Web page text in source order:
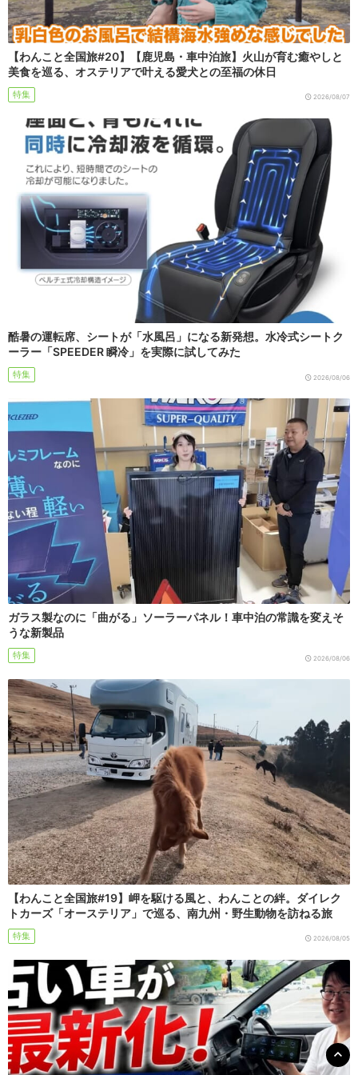
【わんこと全国旅#20】【鹿児島・車中泊旅】火山が育む癒やしと
美食を巡る、オステリアで叶える愛犬との至福の休日
特集 2026/08/07
酷暑の運転席、シートが「水風呂」になる新発想。水冷式シートク
ーラー「SPEEDER 瞬冷」を実際に試してみた
特集 2026/08/06
ガラス製なのに「曲がる」ソーラーパネル！車中泊の常識を変えそ
うな新製品
特集 2026/08/06
【わんこと全国旅#19】岬を駆ける風と、わんことの絆。ダイレク
トカーズ「オーステリア」で巡る、南九州・野生動物を訪ねる旅
特集 2026/08/05